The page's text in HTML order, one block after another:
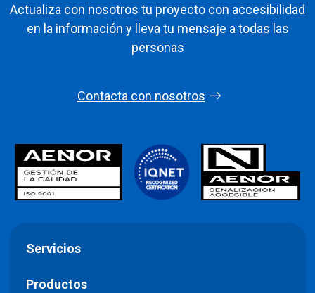
Actualiza con nosotros tu proyecto con accesibilidad
en la información y lleva tu mensaje a todas las
personas
Contacta con nosotros
Servicios
Productos